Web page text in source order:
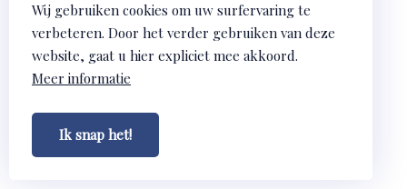
Wij gebruiken cookies om uw surfervaring te
verbeteren. Door het verder gebruiken van deze
website, gaat u hier expliciet mee akkoord.
Meer informatie
Ik snap het!